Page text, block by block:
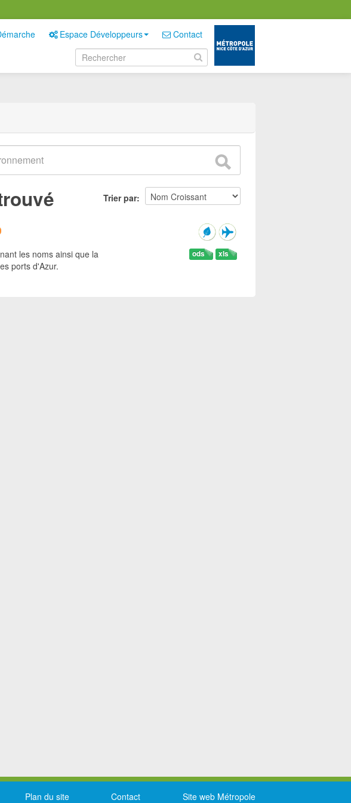
Espace Développeurs Contact
Trier par
xls
ods
les noms ainsi que la
ports d'Azur.
Plan du site Contact Site web Métropole